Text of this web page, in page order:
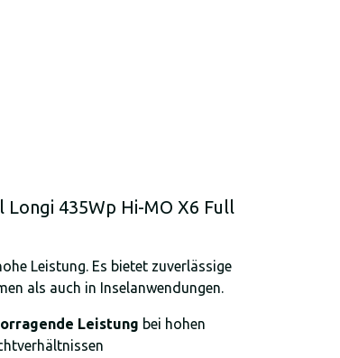
435Wp Hi-MO X6 Full
Leistung. Es bietet zuverlässige
als auch in Inselanwendungen.
Leistung bei hohen